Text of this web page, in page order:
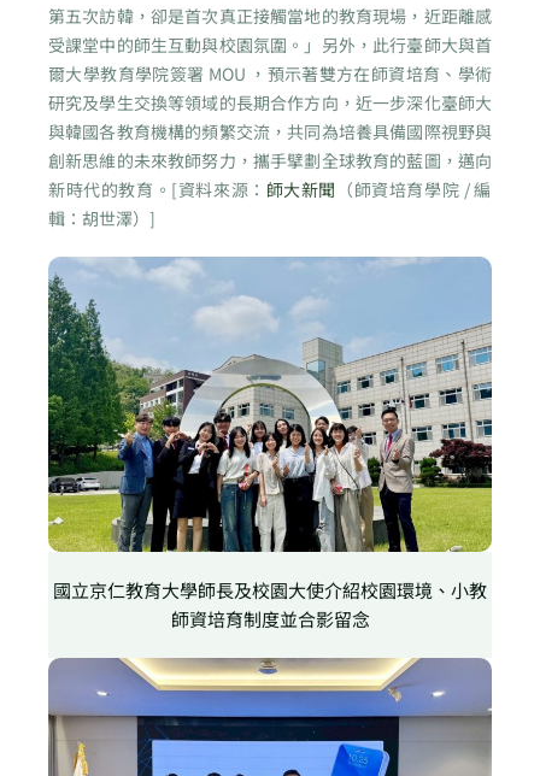
第五次訪韓，卻是首次真正接觸當地的教育現場，近距離感
受課堂中的師生互動與校園氛圍。」另外，此行臺師大與首
爾大學教育學院簽署 MOU ，預示著雙方在師資培育、學術
研究及學生交換等領域的長期合作方向，近一步深化臺師大
與韓國各教育機構的頻繁交流，共同為培養具備國際視野與
創新思維的未來教師努力，攜手擘劃全球教育的藍圖，邁向
新時代的教育。[資料來源： 師大新聞 （師資培育學院 / 編
輯：胡世澤）]
國立京仁教育大學師長及校園大使介紹校園環境、小教
師資培育制度並合影留念